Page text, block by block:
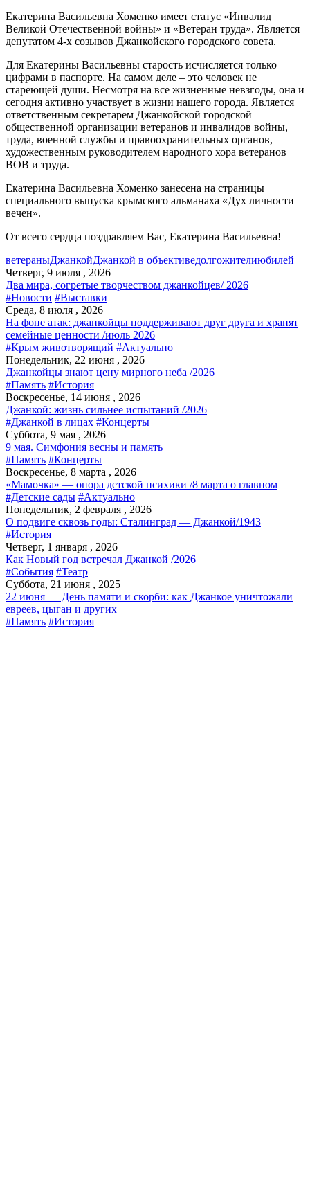
Екатерина Васильевна Хоменко имеет статус «Инвалид
Великой Отечественной войны» и «Ветеран труда». Является
депутатом 4-х созывов Джанкойского городского совета.
Для Екатерины Васильевны старость исчисляется только
цифрами в паспорте. На самом деле – это человек не
стареющей души. Несмотря на все жизненные невзгоды, она и
сегодня активно участвует в жизни нашего города. Является
ответственным секретарем Джанкойской городской
общественной организации ветеранов и инвалидов войны,
труда, военной службы и правоохранительных органов,
художественным руководителем народного хора ветеранов
ВОВ и труда.
Екатерина Васильевна Хоменко занесена на страницы
специального выпуска крымского альманаха «Дух личности
вечен».
От всего сердца поздравляем Вас, Екатерина Васильевна!
ветераныДжанкойДжанкой в объективедолгожителиюбилей
Четверг, 9 июля , 2026
Два мира, согретые творчеством джанкойцев/ 2026
#Новости #Выставки
Среда, 8 июля , 2026
На фоне атак: джанкойцы поддерживают друг друга и хранят
семейные ценности /июль 2026
#Крым животворящий #Актуально
Понедельник, 22 июня , 2026
Джанкойцы знают цену мирного неба /2026
#Память #История
Воскресенье, 14 июня , 2026
Джанкой: жизнь сильнее испытаний /2026
#Джанкой в лицах #Концерты
Суббота, 9 мая , 2026
9 мая. Симфония весны и память
#Память #Концерты
Воскресенье, 8 марта , 2026
«Мамочка» — опора детской психики /8 марта о главном
#Детские сады #Актуально
Понедельник, 2 февраля , 2026
О подвиге сквозь годы: Сталинград — Джанкой/1943
#История
Четверг, 1 января , 2026
Как Новый год встречал Джанкой /2026
#События #Театр
Суббота, 21 июня , 2025
22 июня — День памяти и скорби: как Джанкое уничтожали
евреев, цыган и других
#Память #История